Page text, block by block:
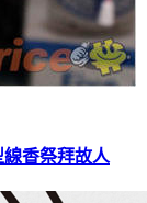
香祭拜故人